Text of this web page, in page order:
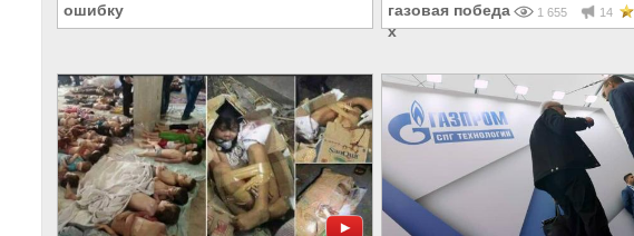
ошибку
газовая победа России
х
1 655 14